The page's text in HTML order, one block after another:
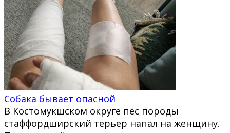
Собака бывает опасной
В Костомукшском округе пёс породы
стаффордширский терьер напал на женщину.